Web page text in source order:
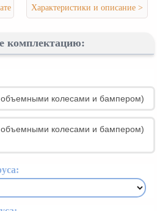
Характеристики и описание >
комплектацию:
объемными колесами и бампером)
объемными колесами и бампером)